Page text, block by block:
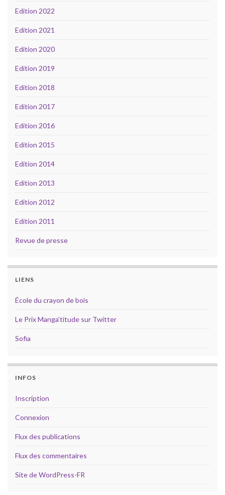
Edition 2022
Edition 2021
Edition 2020
Edition 2019
Edition 2018
Edition 2017
Edition 2016
Edition 2015
Edition 2014
Edition 2013
Edition 2012
Edition 2011
Revue de presse
LIENS
École du crayon de bois
Le Prix Manga’titude sur Twitter
Sofia
INFOS
Inscription
Connexion
Flux des publications
Flux des commentaires
Site de WordPress-FR